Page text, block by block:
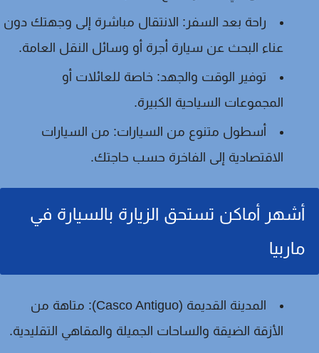
راحة بعد السفر:الانتقال مباشرة إلى وجهتك دون
عناء البحث عن سيارة أجرة أو وسائل النقل العامة.
توفير الوقت والجهد:خاصة للعائلات أو
المجموعات السياحية الكبيرة.
أسطول متنوع من السيارات:من السيارات
الاقتصادية إلى الفاخرة حسب حاجتك.
أشهر أماكن تستحق الزيارة بالسيارة في
ماربيا
المدينة القديمة (Casco Antiguo):
متاهة من
الأزقة الضيقة والساحات الجميلة والمقاهي التقليدية.